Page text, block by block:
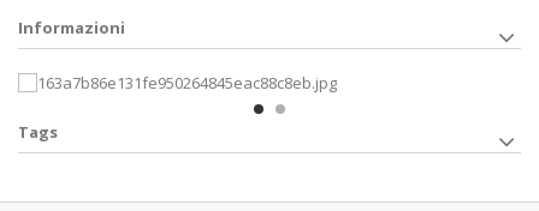
Informazioni
Tags